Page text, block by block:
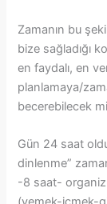
Zamanın bu
bize sağladığı
en faydalı, en
planlamaya/
becerebilecek
Gün 24 saat
dinlenme”
-8 saat-